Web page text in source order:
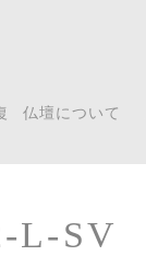
仏壇について
L-SV